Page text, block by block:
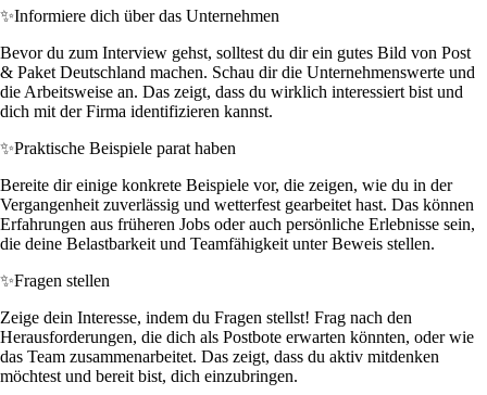
✨Informiere dich über das Unternehmen
Bevor du zum Interview gehst, solltest du dir ein gutes Bild von Post
& Paket Deutschland machen. Schau dir die Unternehmenswerte und
die Arbeitsweise an. Das zeigt, dass du wirklich interessiert bist und
dich mit der Firma identifizieren kannst.
✨Praktische Beispiele parat haben
Bereite dir einige konkrete Beispiele vor, die zeigen, wie du in der
Vergangenheit zuverlässig und wetterfest gearbeitet hast. Das können
Erfahrungen aus früheren Jobs oder auch persönliche Erlebnisse sein,
die deine Belastbarkeit und Teamfähigkeit unter Beweis stellen.
✨Fragen stellen
Zeige dein Interesse, indem du Fragen stellst! Frag nach den
Herausforderungen, die dich als Postbote erwarten könnten, oder wie
das Team zusammenarbeitet. Das zeigt, dass du aktiv mitdenken
möchtest und bereit bist, dich einzubringen.